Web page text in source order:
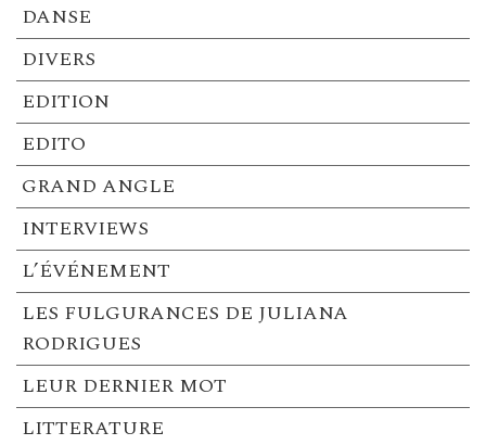
DANSE
DIVERS
EDITION
EDITO
GRAND ANGLE
INTERVIEWS
L’ÉVÉNEMENT
LES FULGURANCES DE JULIANA
RODRIGUES
LEUR DERNIER MOT
LITTERATURE